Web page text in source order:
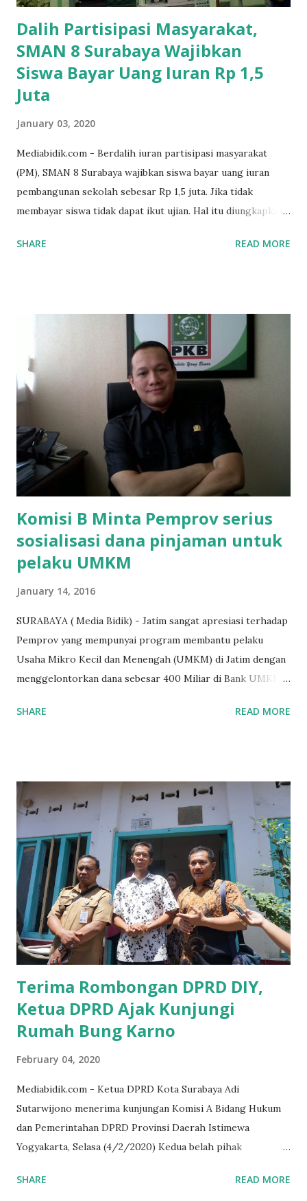
Dalih Partisipasi Masyarakat,
SMAN 8 Surabaya Wajibkan
Siswa Bayar Uang Iuran Rp 1,5
Juta
January 03, 2020
Mediabidik.com - Berdalih iuran partisipasi masyarakat
(PM), SMAN 8 Surabaya wajibkan siswa bayar uang iuran
pembangunan sekolah sebesar Rp 1,5 juta. Jika tidak
membayar siswa tidak dapat ikut ujian. Hal itu diungkapkan
SMAN 8 Jalan Iskandar Muda Surabaya mengatakan, ada
Mujib menambahkan, akhirnya terpaksa ortu nya pinjam
uang tetangga 500 ribu, agar anaknya bisa ikut ujian.
"Kasihan dia sudah tidak punya ayah, ibunya saudara saya,
kerja sebagai pembantu rumah tangga. Tolong dibantu mas,
agar uang bisa kembali,"ungkapnya. Perihal adanya
penarikan uang iuran untuk pembangunan gedung sekolah,
dibenarkan oleh Atika Fadhilah siswa kelas XI saat
diwawancarai. "Benar, bilangnya wajib Rp 1,5 juta dan waktu
terakh...
SHARE READ MORE
Komisi B Minta Pemprov serius
sosialisasi dana pinjaman untuk
pelaku UMKM
January 14, 2016
SURABAYA ( Media Bidik) - Jatim sangat apresiasi terhadap
Pemprov yang mempunyai program membantu pelaku
Usaha Mikro Kecil dan Menengah (UMKM) di Jatim dengan
menggelontorkan dana sebesar 400 Miliar di Bank UMKM
UMKM di Jatim. Namun Chusainuddin,S.Sos Anggota Komisi
yang sebenarnya ada dana pinjaman lunak untuk mereka. "
Ketika saya menjalankan Reses di Blitar,Kediri dan
Tulungagung , banyak masyarakat sana tak mengetahui ada
dana pinjaman lunak di Bank UMKM untuk para pelaku
UMKM, karena sebenarnya jika Pemprov serius
memberikan sosialisasi sampai ke tingkat desa,maka saya
yakin masyarakat sangat senang sekali," ucap pria yang
akrab dipanggil Gus Udin tersebut. Apalagi menyambut
MEA, seharusnya pelaku UMKM sudah mengerti kalau ada
dana pinjaman unt...
SHARE READ MORE
Terima Rombongan DPRD DIY,
Ketua DPRD Ajak Kunjungi
Rumah Bung Karno
February 04, 2020
Mediabidik.com - Ketua DPRD Kota Surabaya Adi
Sutarwijono menerima kunjungan Komisi A Bidang Hukum
dan Pemerintahan DPRD Provinsi Daerah Istimewa
Yogyakarta, Selasa (4/2/2020) Kedua belah pihak
memperkuat Demokrasi Pancasila. Turut dalam rombongan
SHARE READ MORE